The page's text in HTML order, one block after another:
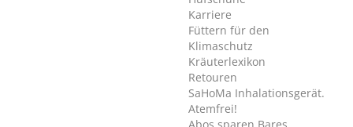
Karriere
Füttern für den
Klimaschutz
Kräuterlexikon
Retouren
SaHoMa Inhalationsgerät.
Atemfrei!